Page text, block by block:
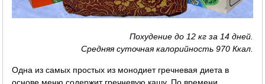
Похудение до 12 кг за 14 дней.
Средняя суточная калорийность 970 Ккал.
Одна из самых простых из монодиет гречневая диета в